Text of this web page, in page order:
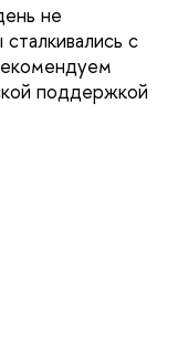
не
с
поддержкой